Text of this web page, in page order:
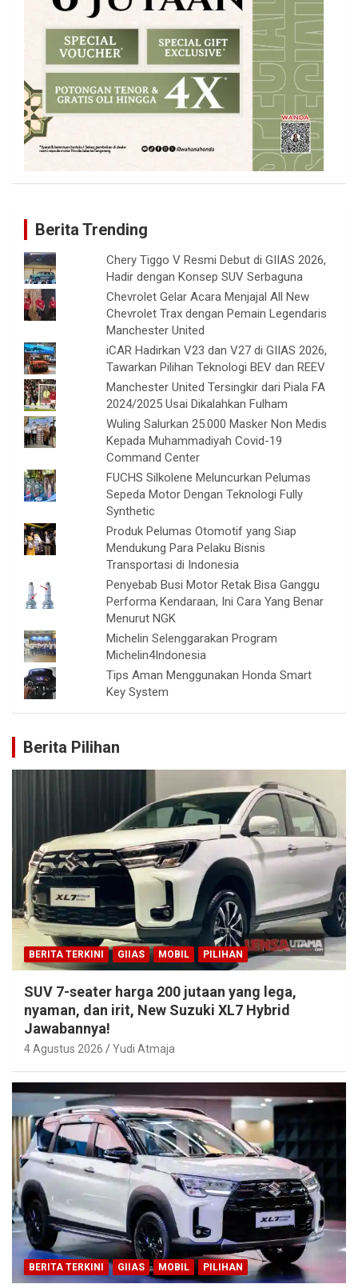
Berita Trending
Chery Tiggo V Resmi Debut di GIIAS 2026,
Hadir dengan Konsep SUV Serbaguna
Chevrolet Gelar Acara Menjajal All New
Chevrolet Trax dengan Pemain Legendaris
Manchester United
iCAR Hadirkan V23 dan V27 di GIIAS 2026,
Tawarkan Pilihan Teknologi BEV dan REEV
Manchester United Tersingkir dari Piala FA
2024/2025 Usai Dikalahkan Fulham
Wuling Salurkan 25.000 Masker Non Medis
Kepada Muhammadiyah Covid-19
Command Center
FUCHS Silkolene Meluncurkan Pelumas
Sepeda Motor Dengan Teknologi Fully
Synthetic
Produk Pelumas Otomotif yang Siap
Mendukung Para Pelaku Bisnis
Transportasi di Indonesia
Penyebab Busi Motor Retak Bisa Ganggu
Performa Kendaraan, Ini Cara Yang Benar
Menurut NGK
Michelin Selenggarakan Program
Michelin4Indonesia
Tips Aman Menggunakan Honda Smart
Key System
Berita Pilihan
BERITA TERKINI GIIAS MOBIL PILIHAN
SUV 7-seater harga 200 jutaan yang lega,
nyaman, dan irit, New Suzuki XL7 Hybrid
Jawabannya!
4 Agustus 2026 Yudi Atmaja
BERITA TERKINI GIIAS MOBIL PILIHAN